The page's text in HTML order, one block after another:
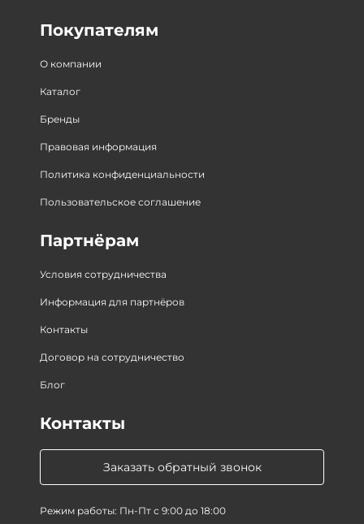
Покупателям
О компании
Каталог
Бренды
Правовая информация
Политика конфиденциальности
Пользовательское соглашение
Партнёрам
Условия сотрудничества
Информация для партнёров
Контакты
Договор на сотрудничество
Блог
Заказать обратный звонок
Режим работы: Пн-Пт с 9:00 до 18:00
Контакты